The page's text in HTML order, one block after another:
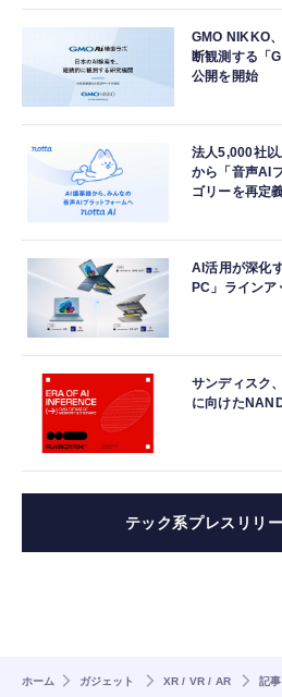
GMO NIKKO
断観測する「
公開を開始
法人5,000社
から「音声AI
ゴリーを再定
AI活用が深化
PC」ラインア
サンディスク
に向けた
テック系プレスリリ
ホーム ガジェット XR / VR / AR 記事